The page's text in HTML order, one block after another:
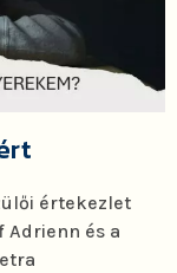
értekezlet
és a